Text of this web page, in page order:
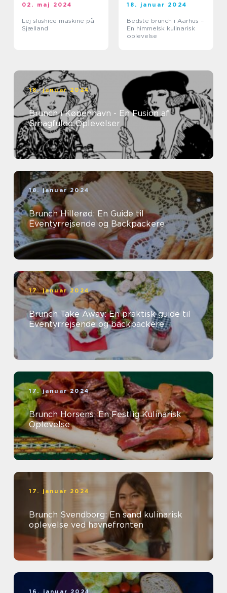
02. maj 2024
Lej slushice maskine på
Sjælland
18. januar 2024
Bedste brunch i Aarhus –
En himmelsk kulinarisk
oplevelse
18. januar 2024
Brunch i København - En Fusion af
Smagfulde Oplevelser
18. januar 2024
Brunch Hillerød: En Guide til
Eventyrrejsende og Backpackere
17. januar 2024
Brunch Take Away: En praktisk guide til
Eventyrrejsende og backpackere
17. januar 2024
Brunch Horsens: En Festlig Kulinarisk
Oplevelse
17. januar 2024
Brunch Svendborg: En sand kulinarisk
oplevelse ved havnefronten